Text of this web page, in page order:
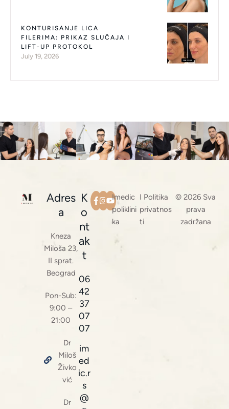
KONTURISANJE LICA
FILERIMA: PRIKAZ SLUČAJA I
LIFT-UP PROTOKOL
July 19, 2026
Adres
a
Kneza
Miloša 23,
II sprat.
Beograd
Pon-Sub:
9:00 –
21:00
Dr
Miloš
Živko
vić
Dr
K
o
nt
ak
t
06
42
37
07
07
im
ed
ic.r
s
@
Imedic
poliklini
ka
I Politika
privatnos
ti
© 2026 Sva
prava
zadržana